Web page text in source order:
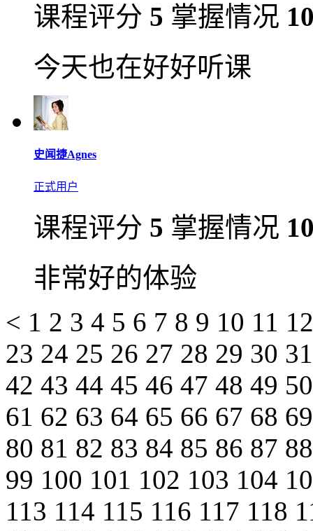
课程评分 5 掌握情况
今天也在好好听课
史闻捷Agnes
正式用户
课程评分 5 掌握情况
非常好的体验
< 1 2 3 4 5 6 7 8 9 10 11
23 24 25 26 27 28 29 30
42 43 44 45 46 47 48 49
61 62 63 64 65 66 67 68
80 81 82 83 84 85 86 87
99 100 101 102 103 104
113 114 115 116 117 118